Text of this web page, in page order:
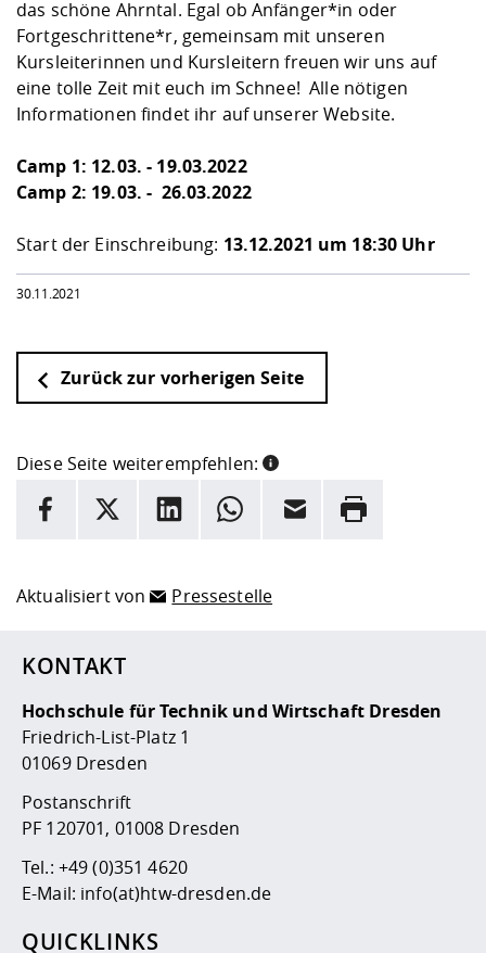
Vorbereitung
Checkliste zum
Studien- und
Digitales Lernen
Studieren in
Lebenslagen
Angebote der
Career Service
Lehren,
Weiterbilden im
Internationale
Formulare und
FIS -
Prototyping und
Gründung und
Kontakt &
Förderverein
Gremien und
Informatik/
Landbau/
Angebote für Unternehmen
Kontakt und Anfahrt
Qualitätssicherung
das schöne Ahrntal. Egal ob Anfänger*in oder
Fortgeschrittene*r, gemeinsam mit unseren
Kursleiterinnen und Kursleitern freuen wir uns auf
eine tolle Zeit mit euch im Schnee! Alle nötigen
Informationen findet ihr auf unsererWebsite.
Camp 1: 12.03. - 19.03.2022
Camp 2: 19.03. - 26.03.2022
Start der Einschreibung: 13.12.2021 um 18:30 Uhr
30.11.2021
Zurück zur vorherigen Seite
Diese Seite weiterempfehlen:
INFORMATION
Facebook
X LinkedInWhatsappE-Mail Drucken
Aktualisiert von Pressestelle
KONTAKT
Hochschule für Technik und Wirtschaft Dresden
Friedrich-List-Platz 1
01069 Dresden
Postanschrift
PF 120701, 01008 Dresden
Tel.: +49 (0)351 4620
E-Mail: info(at)htw-dresden.de
QUICKLINKS